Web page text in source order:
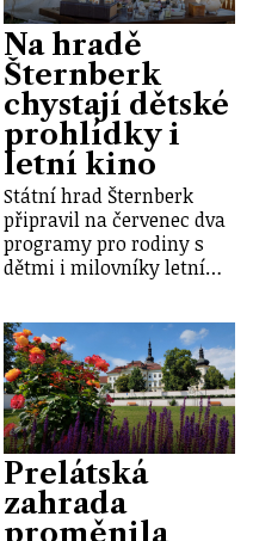
Na hradě
Šternberk
chystají dětské
prohlídky i
letní kino
Státní hrad Šternberk
připravil na červenec dva
programy pro rodiny s
dětmi i milovníky letní…
Prelátská
zahrada
proměnila